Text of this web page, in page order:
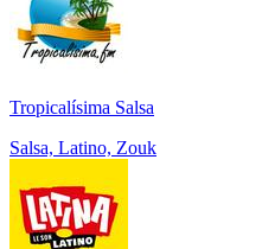
Tropicalísima Salsa
Salsa, Latino, Zouk